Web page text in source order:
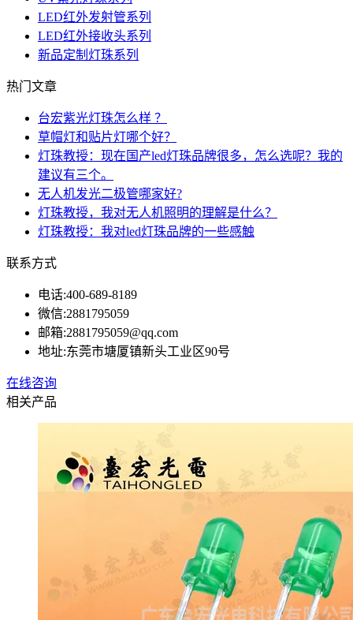
LED红外发射管系列
LED红外接收头系列
新品定制灯珠系列
热门文章
台宏紫光灯珠怎么样 ？
草帽灯和贴片灯哪个好？
灯珠教授：现在国产led灯珠品牌很多，怎么选呢？我的
建议有三个。
无人机发光二极管哪家好?
灯珠教授，我对无人机照明的理解是什么？
灯珠教授：我对led灯珠品牌的一些感触
联系方式
电话:400-689-8189
微信:2881795059
邮箱:2881795059@qq.com
地址:东莞市塘厦镇新头工业区90号
在线咨询
相关产品